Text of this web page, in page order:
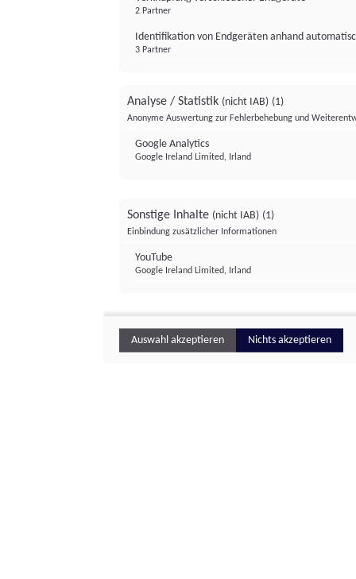
2 Partner
Identifikation von Endgeräten anhand
3 Partner
Analyse / Statistik (nicht IAB) (1)
Anonyme Auswertung zur Fehlerbehebung und
Google Analytics
Google Ireland Limited, Irland
Sonstige Inhalte (nicht IAB) (1)
Einbindung zusätzlicher Informationen
YouTube
Google Ireland Limited, Irland
Auswahl akzeptieren Nichts akzeptieren